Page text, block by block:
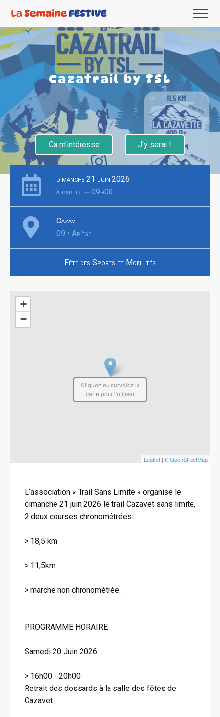
Cazatrail by TSL
Ca m'intéresse J'y serai !
dimanche 21 juin 2026
à partir de 09h00
Cazavet
09 • Ariège
Fête des Sports et Mobilités
+
−
Leaflet | ©OpenStreetMap
Cliquez ou survolez la
carte pour l'utiliser
L’association « Trail Sans Limite » organise le
dimanche 21 juin 2026 le trail Cazavet sans limite,
2 deux courses chronométrées:
> 18,5 km
> 11,5km
> marche non chronométrée.
PROGRAMME HORAIRE :
Samedi 20 Juin 2026 :
> 16h00 - 20h00
Retrait des dossards à la salle des fêtes de
Cazavet.